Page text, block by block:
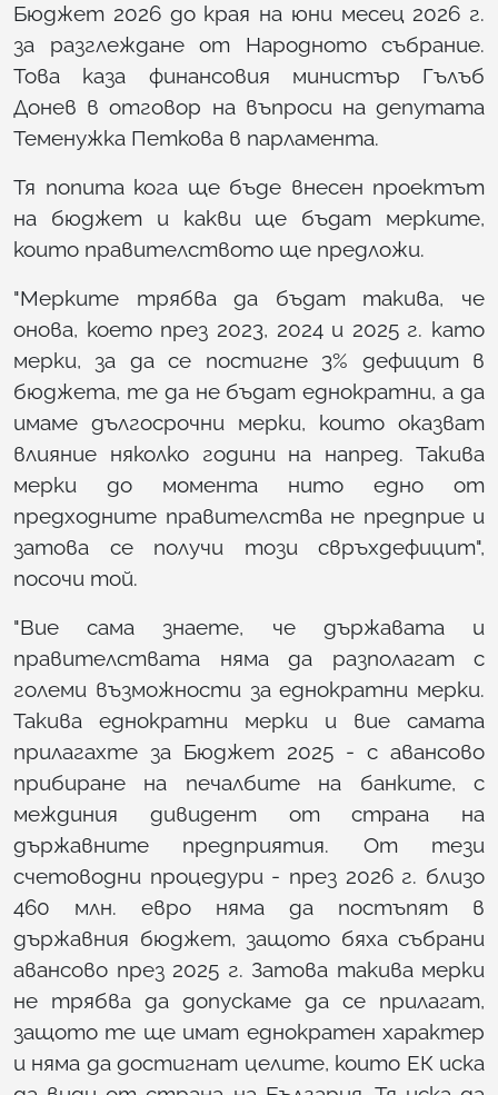
Бюджет 2026 до края на юни месец 2026 г.
за разглеждане от Народното събрание.
Това каза финансовия министър Гълъб
Донев в отговор на въпроси на депутата
Теменужка Петкова в парламента.
Тя попита кога ще бъде внесен проектът
на бюджет и какви ще бъдат мерките,
които правителството ще предложи.
"Мерките трябва да бъдат такива, че
онова, което през 2023, 2024 и 2025 г. като
мерки, за да се постигне 3% дефицит в
бюджета, те да не бъдат еднократни, а да
имаме дългосрочни мерки, които оказват
влияние няколко години на напред. Такива
мерки до момента нито едно от
предходните правителства не предприе и
затова се получи този свръхдефицит",
посочи той.
"Вие сама знаете, че държавата и
правителствата няма да разполагат с
големи възможности за еднократни мерки.
Такива еднократни мерки и вие самата
прилагахте за Бюджет 2025 - с авансово
прибиране на печалбите на банките, с
междиния дивидент от страна на
държавните предприятия. От тези
счетоводни процедури - през 2026 г. близо
460 млн. евро няма да постъпят в
държавния бюджет, защото бяха събрани
авансово през 2025 г. Затова такива мерки
не трябва да допускаме да се прилагат,
защото те ще имат еднократен характер
и няма да достигнат целите, които ЕК иска